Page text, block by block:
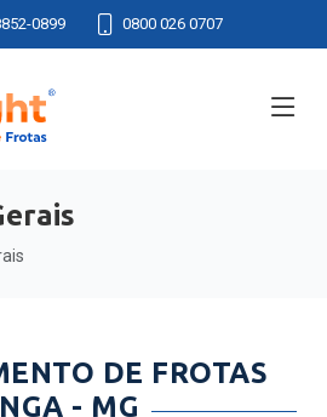
0899 0800 026 0707
DE FROTAS
- MG